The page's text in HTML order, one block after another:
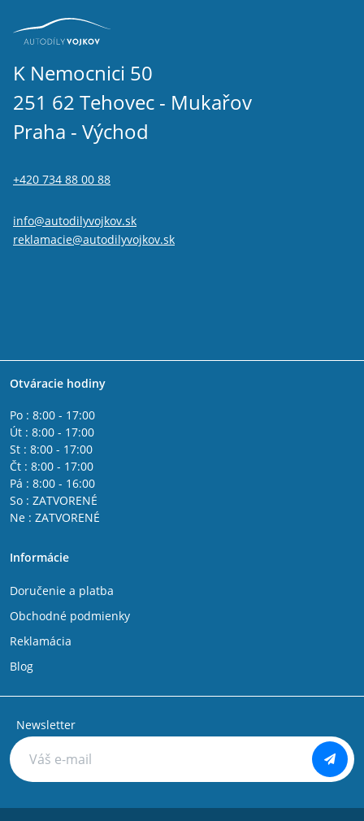
K Nemocnici 50
251 62 Tehovec - Mukařov
Praha - Východ
+420 734 88 00 88
info@autodilyvojkov.sk
reklamacie@autodilyvojkov.sk
Otváracie hodiny
Po : 8:00 - 17:00
Út : 8:00 - 17:00
St : 8:00 - 17:00
Čt : 8:00 - 17:00
Pá : 8:00 - 16:00
So : ZATVORENÉ
Ne : ZATVORENÉ
Informácie
Doručenie a platba
Obchodné podmienky
Reklamácia
Blog
Newsletter